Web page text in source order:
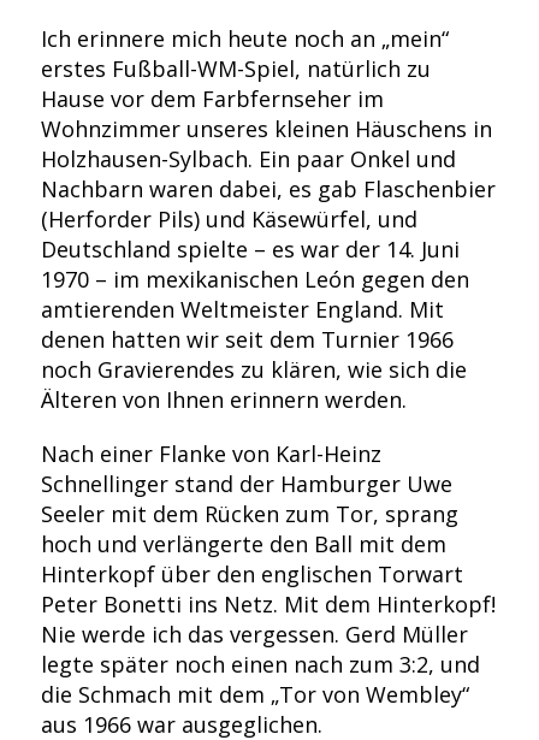
Ich erinnere mich heute noch an „mein“
erstes Fußball-WM-Spiel, natürlich zu
Hause vor dem Farbfernseher im
Wohnzimmer unseres kleinen Häuschens in
Holzhausen-Sylbach. Ein paar Onkel und
Nachbarn waren dabei, es gab Flaschenbier
(Herforder Pils) und Käsewürfel, und
Deutschland spielte – es war der 14. Juni
1970 – im mexikanischen León gegen den
amtierenden Weltmeister England. Mit
denen hatten wir seit dem Turnier 1966
noch Gravierendes zu klären, wie sich die
Älteren von Ihnen erinnern werden.
Nach einer Flanke von Karl-Heinz
Schnellinger stand der Hamburger Uwe
Seeler mit dem Rücken zum Tor, sprang
hoch und verlängerte den Ball mit dem
Hinterkopf über den englischen Torwart
Peter Bonetti ins Netz. Mit dem Hinterkopf!
Nie werde ich das vergessen. Gerd Müller
legte später noch einen nach zum 3:2, und
die Schmach mit dem „Tor von Wembley“
aus 1966 war ausgeglichen.